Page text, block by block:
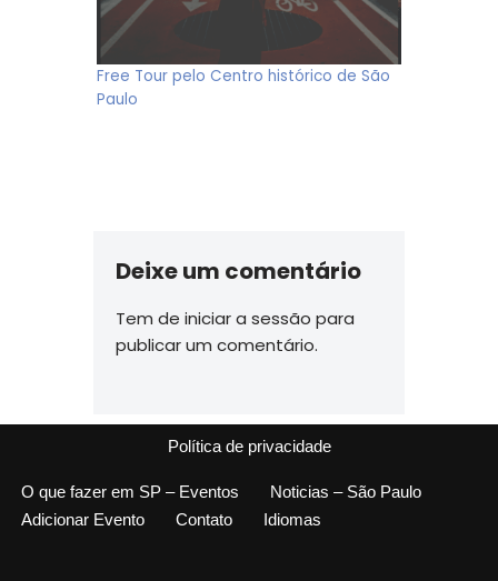
Free Tour pelo Centro histórico de São
Paulo
Deixe um comentário
Tem de iniciar a sessão para
publicar um comentário.
Política de privacidade
O que fazer em SP – Eventos
Noticias – São Paulo
Adicionar Evento
Contato Idiomas